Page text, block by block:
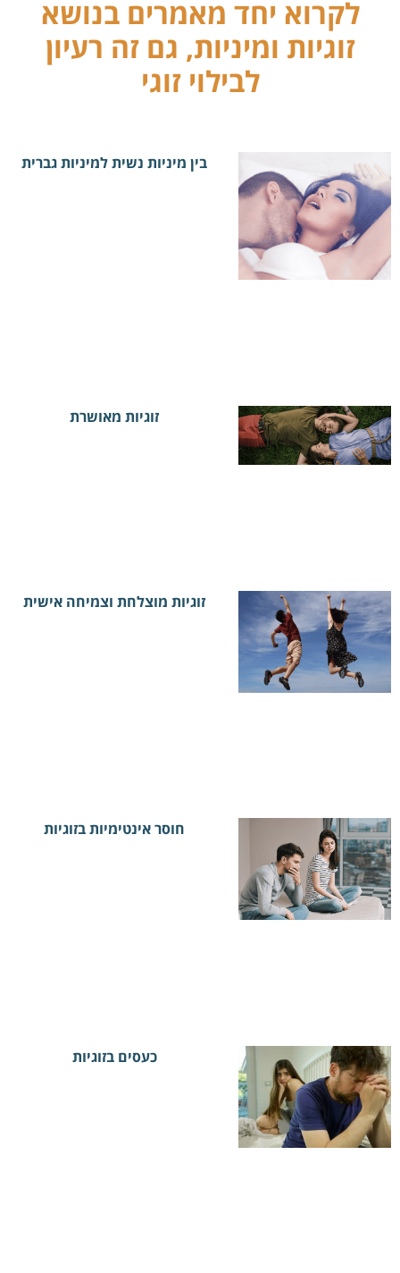
לקרוא יחד מאמרים בנושא
זוגיות ומיניות, גם זה רעיון
לבילוי זוגי
בין מיניות נשית למיניות גברית
זוגיות מאושרת
זוגיות מוצלחת וצמיחה אישית
חוסר אינטימיות בזוגיות
כעסים בזוגיות